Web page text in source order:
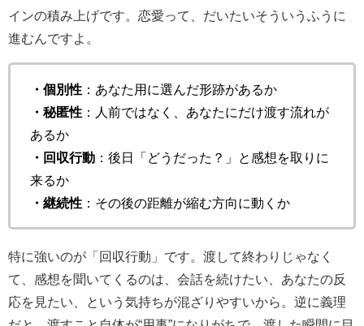
インの積み上げです。恋愛って、だいたいそういうふうに
進むんですよ。
・個別性 ：あなた用に選んだ形跡があるか
・秘匿性 ：人前ではなく、あなたにだけ渡す流れが
あるか
・回収行動 ：後日「どうだった？」と感想を取りに
来るか
・継続性 ：その後の距離が縮む方向に動くか
特に強いのが「回収行動」です。渡して終わりじゃなく
て、感想を聞いてくるのは、会話を続けたい、あなたの反
応を見たい、という気持ちが混ざりやすいから。逆に義理